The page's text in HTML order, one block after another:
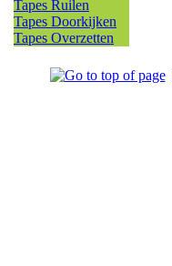
Tapes Ruilen
Tapes Doorkijken
Tapes Overzetten